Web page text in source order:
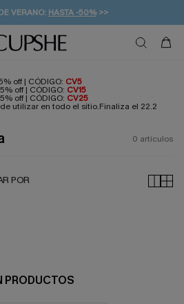
VERANO: HASTA -50%>>
VERANO:-10% EN 2 VESTIDOS
& GANAR -10% EXTRA!
A PARTIR DE 49 € >>
off | CÓDIGO: CV5
off | CÓDIGO: CV15
off | CÓDIGO: CV25
utilizar en todo el sitio.Finaliza el 22.2
0 artículos
POR
PRODUCTOS